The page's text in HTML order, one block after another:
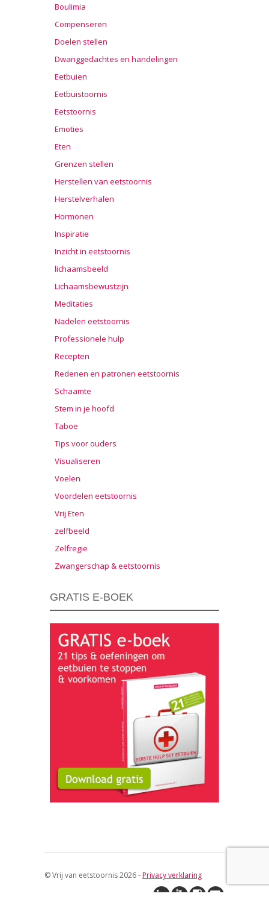
Boulimia
Compenseren
Doelen stellen
Dwanggedachtes en handelingen
Eetbuien
Eetbuistoornis
Eetstoornis
Emoties
Eten
Grenzen stellen
Herstellen van eetstoornis
Herstelverhalen
Hormonen
Inspiratie
Inzicht in eetstoornis
lichaamsbeeld
Lichaamsbewustzijn
Meditaties
Nadelen eetstoornis
Professionele hulp
Recepten
Redenen en patronen eetstoornis
Schaamte
Stem in je hoofd
Taboe
Tips voor ouders
Visualiseren
Voelen
Voordelen eetstoornis
Vrij Eten
zelfbeeld
Zelfregie
Zwangerschap & eetstoornis
GRATIS E-BOEK
© Vrij van eetstoornis 2026 -Privacy verklaring